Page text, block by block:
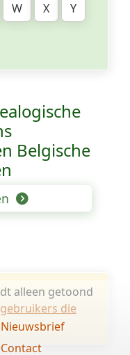
W X
Y
Belgische
alleen getoond
gebruikers die
Nieuwsbrief
Contact